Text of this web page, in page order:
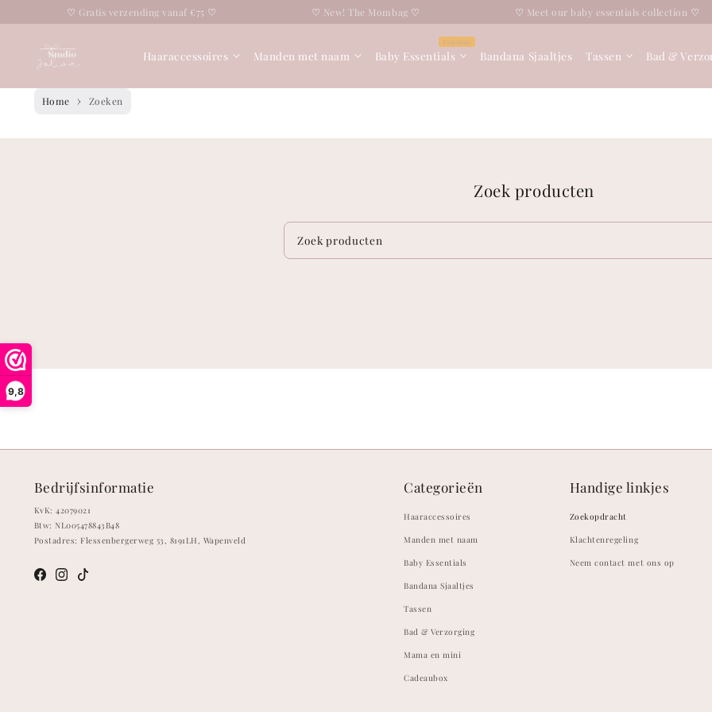
9,8
tekst
♡Gratis verzending vanaf €75♡ ♡New! The Mombag♡ ♡Meet our baby essentials collection♡
Haaraccessoires Manden met naam Baby Essentials Bandana Sjaaltjes Tassen Bad &
Home Zoeken
Zoek producten
Zoek producten
Bedrijfsinformatie
KvK: 42079021
Btw: NL005478843B48
Postadres: Flessenbergerweg 53, 8191LH, Wapenveld
Meta Instagram
TikTok
Categorieën
Haaraccessoires
Manden met naam
Baby Essentials
Bandana Sjaaltjes
Tassen
Bad & Verzorging
Mama en mini
Cadeaubox
Handige linkjes
Zoekopdracht
Klachtenregeling
Neem contact met ons op